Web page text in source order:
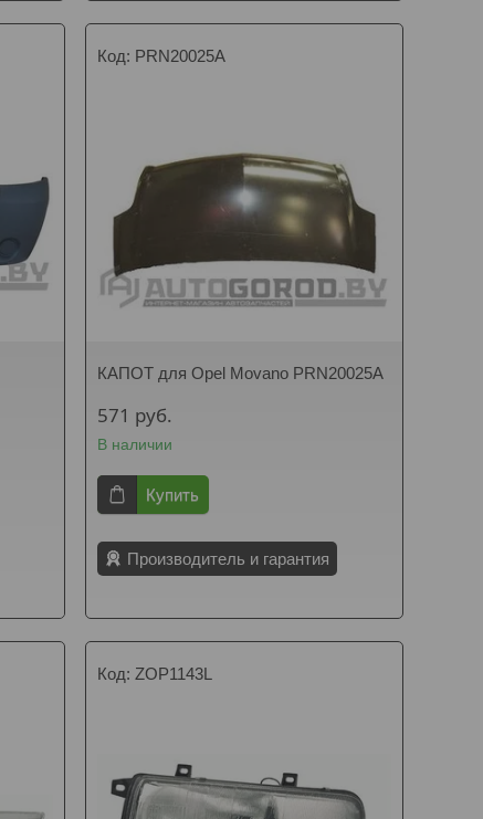
PRN20025A
КАПОТ для Opel Movano PRN20025A
571 руб.
В наличии
Купить
Производитель и гарантия
ZOP1143L